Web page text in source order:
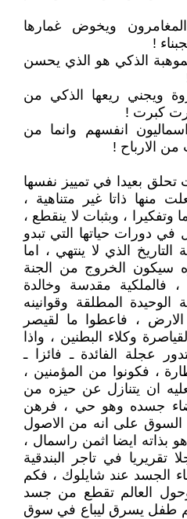
ويخوض غمارها
!
الذكي هو الذي يحسن
ويجني ريعها الذكي من
كبرت !
انفسهم وانما من
الارباح !
تحلق بعيدا في تمييز نفسها
منها ذاتا غير متناهية ،
، وبثبات لا ينقطع ،
في دورات حياتها التي تبدو
التاريخ الذي لا ينتهي ، اما
سيكون الخروج من الجنة
فالملكية مقدسة وخالدة
الوحيدة المطلقة وقوانينه
، فاعطوا ما لقيصر
وكلاء البطنين ، واذا
عجلة الفائدة ـ فائزا ـ
، فكونوا من المؤمنين ،
ان يتنازل عن حيزه من
جسده وهو حي ، فرهن
على انه من الاصول
بذاته ايضا اثمن راسمال ،
في تاجر البندقية
الجسد عند شايلوك ، فكم
العالم تقطع من جسد
طفل يسرق ليباع في سوق